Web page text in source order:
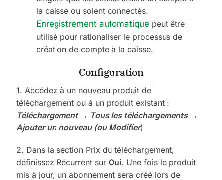
la caisse ou soient connectés.
Enregistrement automatique peut être
utilisé pour rationaliser le processus de
création de compte à la caisse.
Configuration
1. Accédez à un nouveau produit de
téléchargement ou à un produit existant :
Téléchargement → Tous les téléchargements →
Ajouter un nouveau (ou Modifier)
2. Dans la section Prix du téléchargement,
définissez Récurrent sur Oui. Une fois le produit
mis à jour, un abonnement sera créé lors de